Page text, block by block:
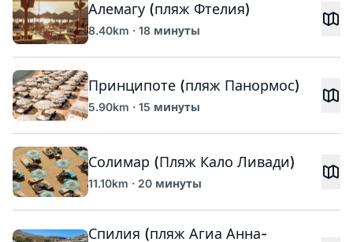
Алемагу (пляж Фтелия)
8.40km · 18 минуты
Принципоте (пляж Панормос)
5.90km · 15 минуты
Солимар (Пляж Кало Ливади)
11.10km · 20 минуты
Спилия (пляж Агиа Анна-